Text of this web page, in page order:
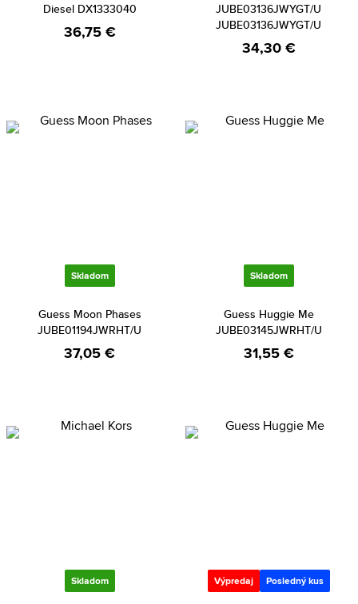
Diesel DX1333040
36,75 €
JUBE03136JWYGT/U
JUBE03136JWYGT/U
34,30 €
Skladom
Guess Moon Phases
JUBE01194JWRHT/U
37,05 €
Skladom
Guess Huggie Me
JUBE03145JWRHT/U
31,55 €
Skladom Výpredaj Posledný kus